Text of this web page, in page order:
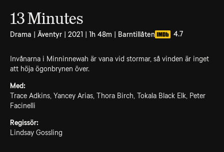
13 Minutes
Drama | Äventyr | 2021 | 1h 48m | Barntillåten 4.7
Invånarna i Minninnewah är vana vid stormar, så vinden är inget
att höja ögonbrynen över.
Med:
Trace Adkins, Yancey Arias, Thora Birch, Tokala Black Elk, Peter
Facinelli
Regissör:
Lindsay Gossling